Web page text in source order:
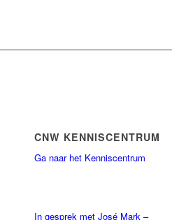
CNW KENNISCENTRUM
Ga naar het Kenniscentrum
In gesprek met José Mark –